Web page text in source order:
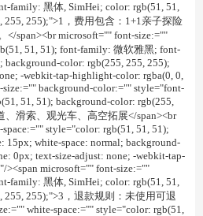
family: 黑体, SimHei; color: rgb(51, 51,
255, 255);">1，费用包含：1+1亲子探险
span><br microsoft="" font-size:=""
51, 51); font-family: 微软雅黑; font-
background-color: rgb(255, 255, 255);
-webkit-tap-highlight-color: rgba(0, 0,
background-color:="" style="font-
51, 51); background-color: rgb(255,
滑索、观光车、高空拓展</span><br
style="color: rgb(51, 51, 51);
white-space: normal; background-
0px; text-size-adjust: none; -webkit-tap-
><span microsoft="" font-size:=""
family: 黑体, SimHei; color: rgb(51, 51,
255, 255);">3，退款规则：未使用可退
white-space:="" style="color: rgb(51,